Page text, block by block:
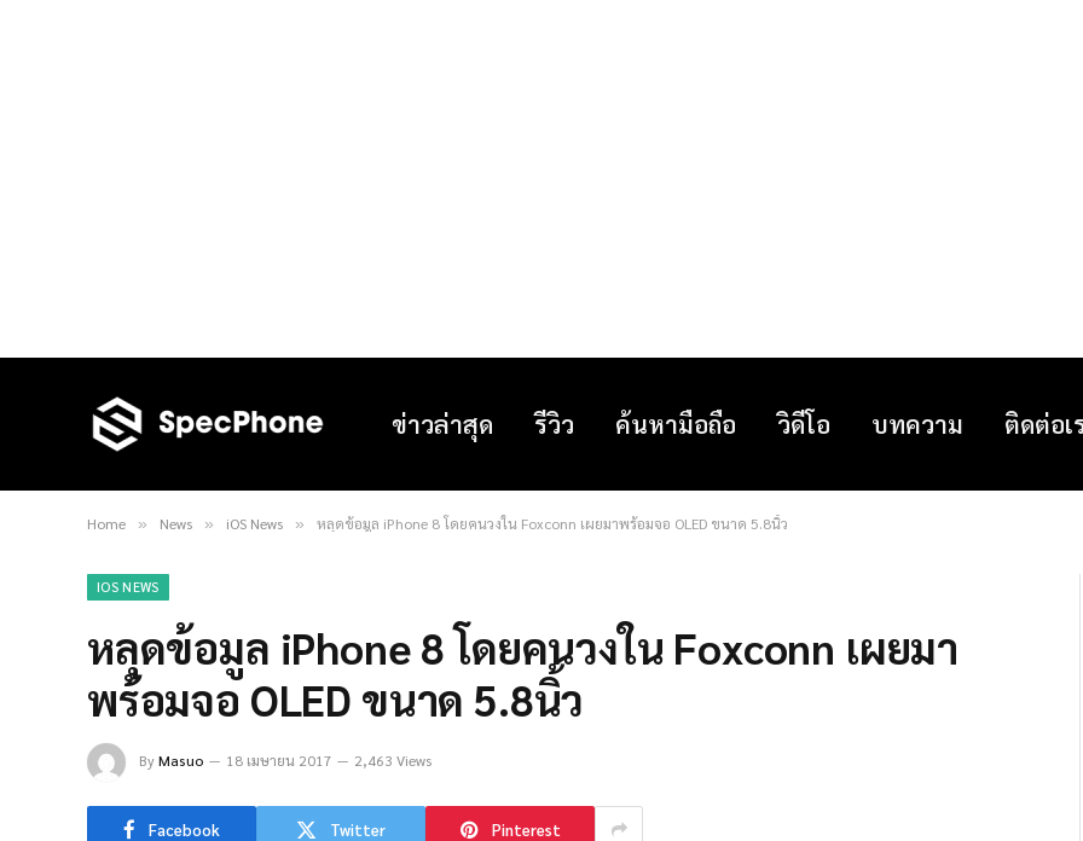
ข่าวล่าสุด รีวิว ค้นหามือถือ วิดีโอ บทความ ติดต่อเ
Home » News » iOS News » หลุดข้อมูล iPhone 8 โดยคนวงใน Foxconn เผยมาพร้อมจอ OLED ขนาด 5.8นิ้ว
IOS NEWS
หลุดข้อมูล iPhone 8 โดยคนวงใน Foxconn เผยมา
พร้อมจอ OLED ขนาด 5.8นิ้ว
ByMasuo 18 เมษายน 2017 2,463 Views
Facebook Twitter Pinterest